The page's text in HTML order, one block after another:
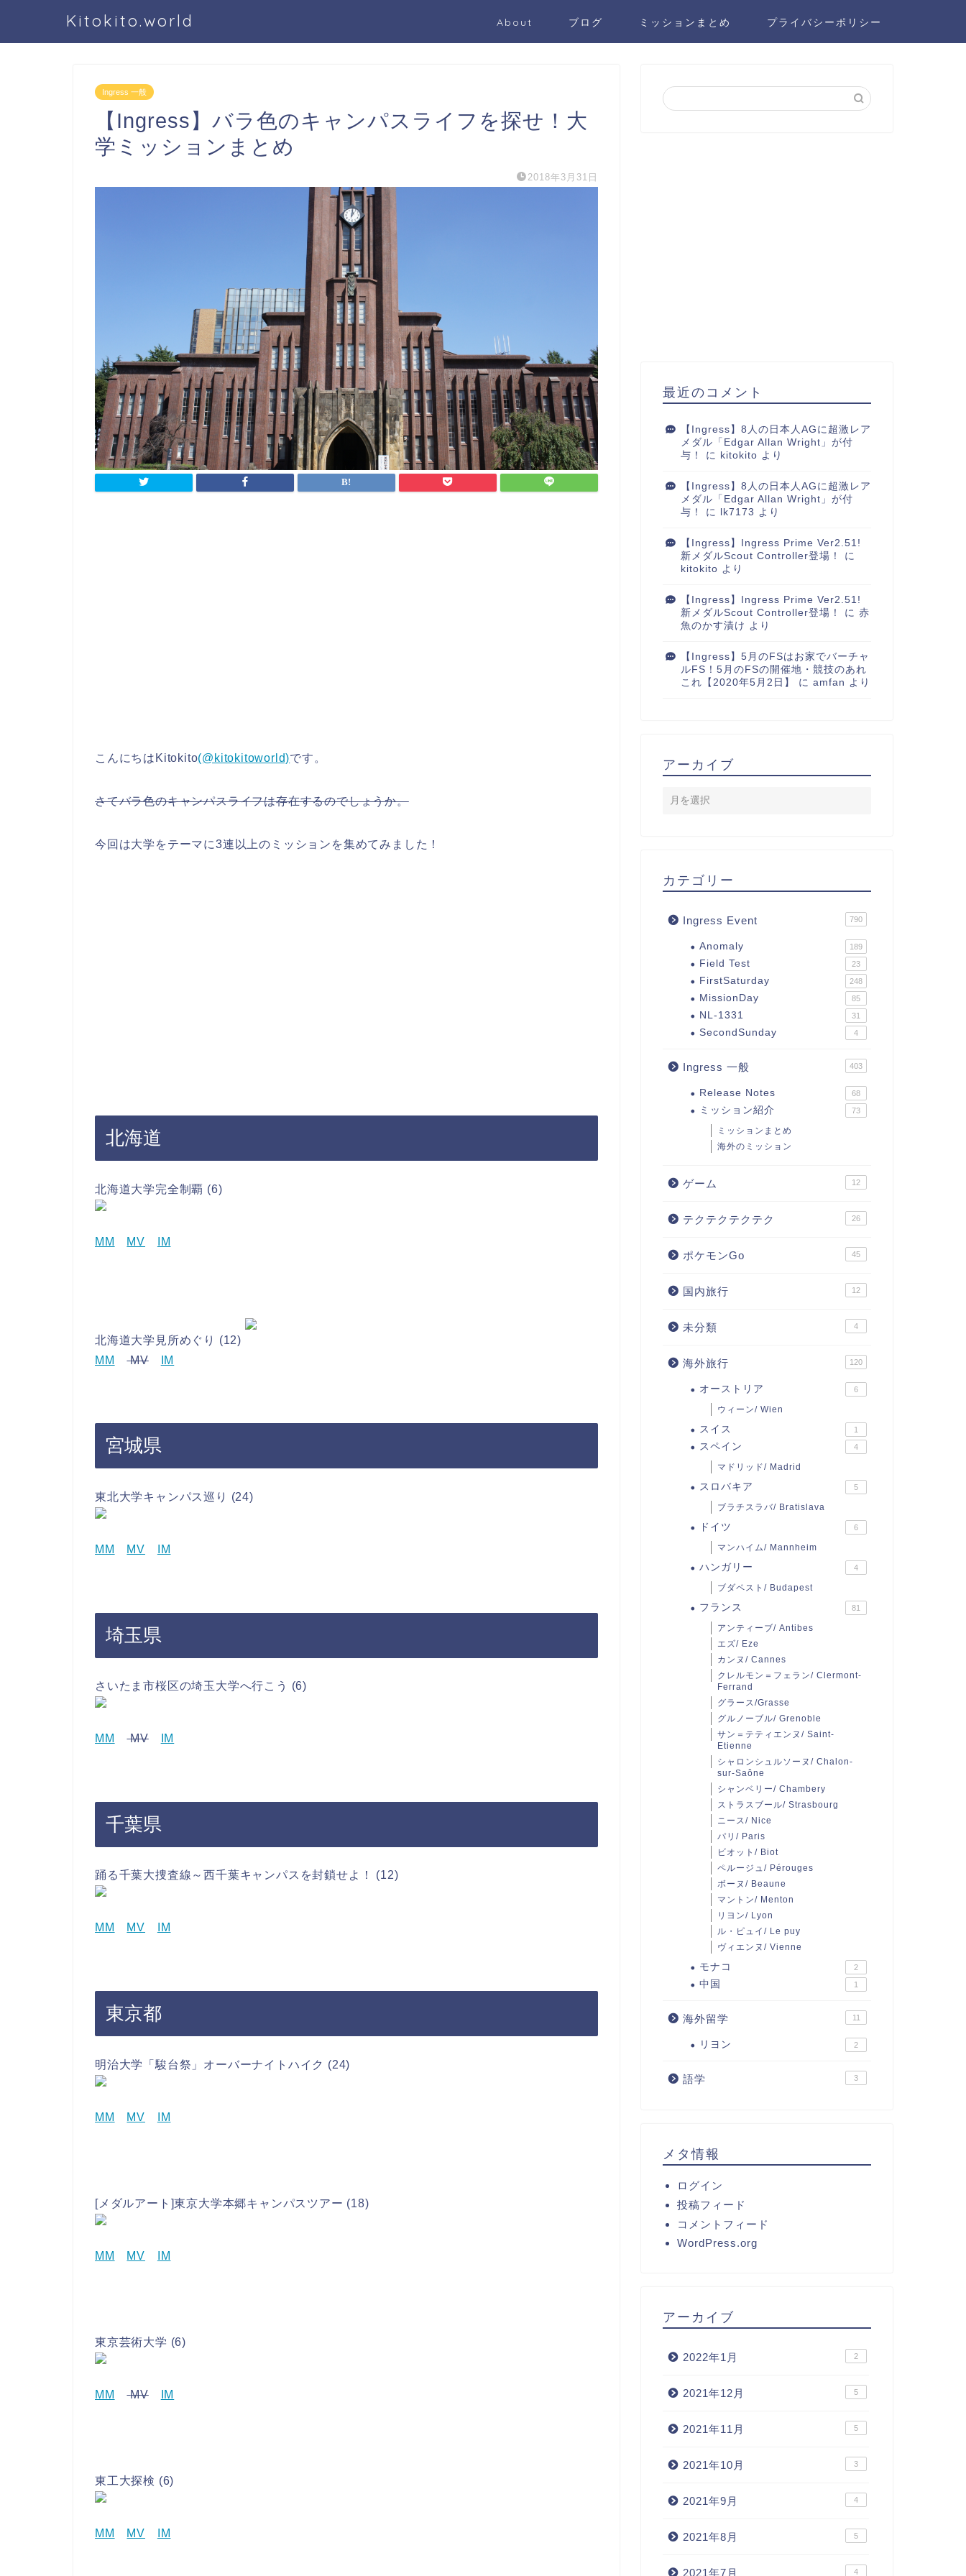
Kitokito.world About ブログ ミッションまとめ プライバシーポリシー
Ingress 一般
【Ingress】バラ色のキャンパスライフを探せ！大
学ミッションまとめ
2018年3月31日
こんにちはKitokito(@kitokitoworld)です。
さてバラ色のキャンパスライフは存在するのでしょうか。
今回は大学をテーマに3連以上のミッションを集めてみました！
北海道
北海道大学完全制覇 (6)
MM MV IM
北海道大学見所めぐり (12)
MM
MV IM
宮城県
東北大学キャンパス巡り (24)
MM MV IM
埼玉県
さいたま市桜区の埼玉大学へ行こう (6)
MM MV IM
千葉県
踊る千葉大捜査線～西千葉キャンパスを封鎖せよ！ (12)
MM MV IM
東京都
明治大学「駿台祭」オーバーナイトハイク (24)
MM MV IM
[メダルアート]東京大学本郷キャンパスツアー (18)
MM MV IM
東京芸術大学 (6)
MM MV IM
東工大探検 (6)
MM MV IM
最近のコメント
【Ingress】8人の日本人AGに超激レア
メダル「Edgar Allan Wright」が付
与！
に kitokito より
【Ingress】8人の日本人AGに超激レア
メダル「Edgar Allan Wright」が付
与！
に lk7173 より
【Ingress】Ingress Prime Ver2.51!
新メダルScout Controller登場！
に
kitokito より
【Ingress】Ingress Prime Ver2.51!
新メダルScout Controller登場！
に 赤
魚のかす漬け より
【Ingress】5月のFSはお家でバーチャ
ルFS！5月のFSの開催地・競技のあれ
これ【2020年5月2日】
に amfan より
アーカイブ
カテゴリー
Ingress Event 790
Anomaly 189
Field Test 23
FirstSaturday 248
MissionDay 85
NL-1331 31
SecondSunday 4
Ingress 一般 403
Release Notes 68
ミッション紹介 73
ミッションまとめ
海外のミッション
ゲーム 12
テクテクテクテク 26
ポケモンGo 45
国内旅行 12
未分類 4
海外旅行 120
オーストリア 6
ウィーン/ Wien
スイス 1
スペイン 4
マドリッド/ Madrid
スロバキア 5
ブラチスラバ/ Bratislava
ドイツ 6
マンハイム/ Mannheim
ハンガリー 4
ブダペスト/ Budapest
フランス 81
アンティーブ/ Antibes
エズ/ Eze
カンヌ/ Cannes
クレルモン＝フェラン/ Clermont-
Ferrand
グラース/Grasse
グルノーブル/ Grenoble
サン＝テティエンヌ/ Saint-
Etienne
シャロンシュルソーヌ/ Chalon-
sur-Saône
シャンベリー/ Chambery
ストラスブール/ Strasbourg
ニース/ Nice
パリ/ Paris
ビオット/ Biot
ペルージュ/ Pérouges
ボーヌ/ Beaune
マントン/ Menton
リヨン/ Lyon
ル・ピュイ/ Le puy
ヴィエンヌ/ Vienne
モナコ 2
中国 1
海外留学 11
リヨン 2
語学 3
メタ情報
ログイン
投稿フィード
コメントフィード
WordPress.org
アーカイブ
2022年1月 2
2021年12月 5
2021年11月 5
2021年10月 3
2021年9月 4
2021年8月 5
2021年7月 4